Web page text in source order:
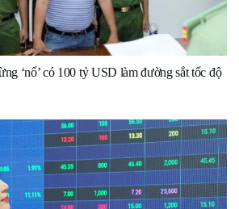
‘nổ’ có 100 tỷ USD làm đường sắt tốc độ